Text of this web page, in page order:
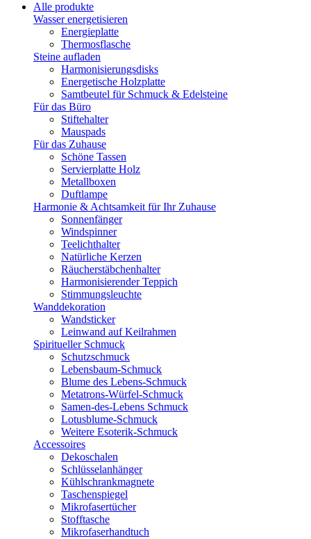
Alle produkte
Wasser energetisieren
Energieplatte​
Thermosflasche
Steine aufladen
Harmonisierungsdisks
Energetische Holzplatte
Samtbeutel für Schmuck & Edelsteine
Für das Büro
Stiftehalter
Mauspads
Für das Zuhause
Schöne Tassen
Servierplatte Holz
Metallboxen
Duftlampe
Harmonie & Achtsamkeit für Ihr Zuhause
Sonnenfänger
Windspinner
Teelichthalter
Natürliche Kerzen
Räucherstäbchenhalter
Harmonisierender Teppich
Stimmungsleuchte
Wanddekoration
Wandsticker
Leinwand auf Keilrahmen
Spiritueller Schmuck
Schutzschmuck
Lebensbaum-Schmuck
Blume des Lebens-Schmuck
Metatrons-Würfel-Schmuck
Samen-des-Lebens Schmuck
Lotusblume-Schmuck
Weitere Esoterik-Schmuck
Accessoires
Dekoschalen
Schlüsselanhänger
Kühlschrankmagnete
Taschenspiegel
Mikrofasertücher
Stofftasche
Mikrofaserhandtuch